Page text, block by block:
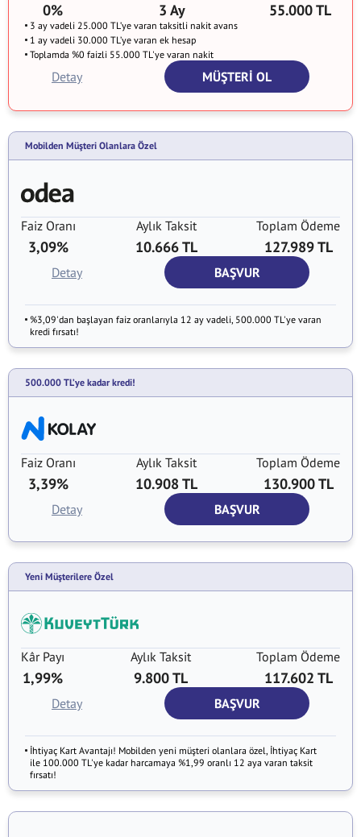
0% 3 Ay 55.000 TL
3 ay vadeli 25.000 TL’ye varan taksitli nakit avans
1 ay vadeli 30.000 TL’ye varan ek hesap
Toplamda %0 faizli 55.000 TL'ye varan nakit
MÜŞTERİ OL
Detay
Mobilden Müşteri Olanlara Özel
Faiz Oranı
3,09%
Aylık Taksit
10.666 TL
Toplam Ödeme
127.989 TL
BAŞVUR
Detay
%3,09'dan başlayan faiz oranlarıyla 12 ay vadeli, 500.000 TL'ye varan
kredi fırsatı!
500.000 TL’ye kadar kredi!
Faiz Oranı
3,39%
Aylık Taksit
10.908 TL
Toplam Ödeme
130.900 TL
BAŞVUR
Detay
Yeni Müşterilere Özel
Kâr Payı
1,99%
Aylık Taksit
9.800 TL
Toplam Ödeme
117.602 TL
BAŞVUR
Detay
İhtiyaç Kart Avantajı! Mobilden yeni müşteri olanlara özel, İhtiyaç Kart
ile 100.000 TL'ye kadar harcamaya %1,99 oranlı 12 aya varan taksit
fırsatı!